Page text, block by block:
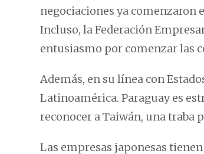
negociaciones ya comenzaron
Incluso, la Federación
entusiasmo por comenzar las
Además, en su línea con
Latinoamérica. Paraguay es
reconocer a Taiwán, una traba
Las empresas japonesas